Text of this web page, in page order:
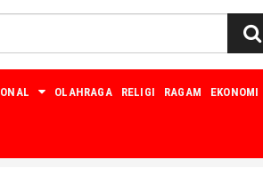
OLAHRAGA RELIGI RAGAM